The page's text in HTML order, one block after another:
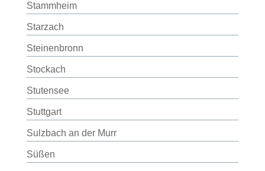
Stammheim
Starzach
Steinenbronn
Stockach
Stutensee
Stuttgart
Sulzbach an der Murr
Süßen